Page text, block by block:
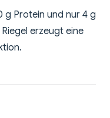
g Protein und nur 4 g
erzeugt eine